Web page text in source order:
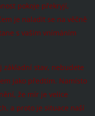
pokoje překryjí,
je naladit se na věčně
s vaším vnímáním
základní stav, nebudete
jako předtím. Namísto
že mír je velice
a proto je situace naší